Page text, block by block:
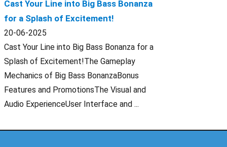
Cast Your Line into Big Bass Bonanza
for a Splash of Excitement!
20-06-2025
Cast Your Line into Big Bass Bonanza for a
Splash of Excitement!The Gameplay
Mechanics of Big Bass BonanzaBonus
Features and PromotionsThe Visual and
Audio ExperienceUser Interface and ...